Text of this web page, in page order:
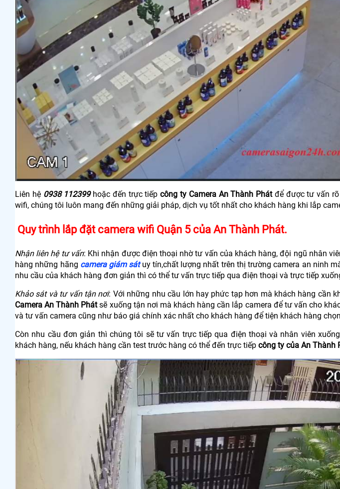
Liên hệ 0938 112399hoặc đến trực tiếpcông ty Camera An Thành Phátđể được tư vấn rõ
wifi, chúng tôi luôn mang đến những giải pháp, dịch vụ tốt nhất cho khách hàng khi lắp
Quy trình lắp đặt camera wifi Quận 5 của An Thành Phát.
Nhận liên hệ tư vấn: Khi nhận được điện thoại nhờ tư vấn của khách hàng, đội ngũ nhân
hàng những hãng camera giám sátuy tín,chất lượng nhất trên thị trường camera an ninh
nhu cầu của khách hàng đơn giản thì có thể tư vấn trực tiếp qua điện thoại và trực tiếp
Khảo sát và tư vấn tận nơi: Với những nhu cầu lớn hay phức tạp hơn mà khách hàng cần
Camera An Thành Phátsẽ xuống tận nơi mà khách hàng cần lắp camera để tư vấn cho
và tư vấn camera cũng như báo giá chính xác nhất cho khách hàng để tiện khách hàng
Còn nhu cầu đơn giản thì chúng tôi sẽ tư vấn trực tiếp qua điện thoại và nhân viên
khách hàng, nếu khách hàng cần test trước hàng có thể đến trực tiếp công ty của An Thành